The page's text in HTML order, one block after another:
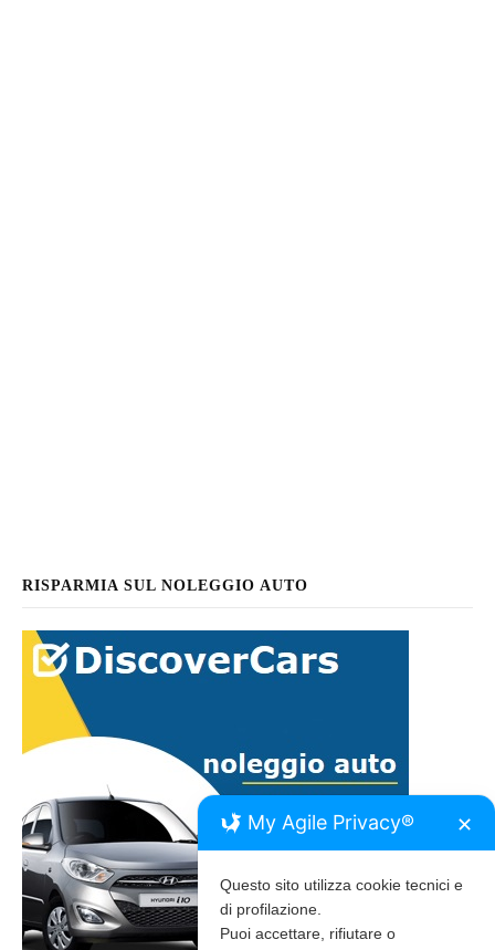
RISPARMIA SUL NOLEGGIO AUTO
My Agile Privacy® ✕
Questo sito utilizza cookie tecnici e
di profilazione.
Puoi accettare, rifiutare o